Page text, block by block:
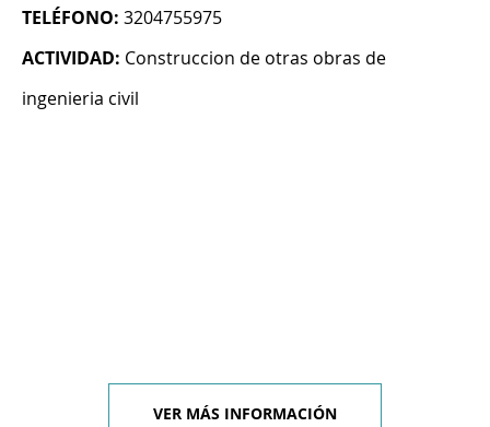
TELÉFONO: 3204755975
ACTIVIDAD: Construccion de otras obras de
ingenieria civil
VER MÁS INFORMACIÓN